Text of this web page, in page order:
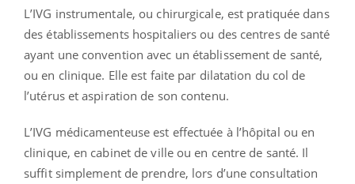
L’IVG instrumentale, ou chirurgicale, est pratiquée dans
des établissements hospitaliers ou des centres de santé
ayant une convention avec un établissement de santé,
ou en clinique. Elle est faite par dilatation du col de
l’utérus et aspiration de son contenu.
L’IVG médicamenteuse est effectuée à l’hôpital ou en
clinique, en cabinet de ville ou en centre de santé. Il
suffit simplement de prendre, lors d’une consultation